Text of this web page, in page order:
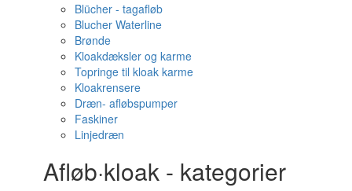
Blücher - tagafløb
Blucher Waterline
Brønde
Kloakdæksler og karme
Topringe til kloak karme
Kloakrensere
Dræn- afløbspumper
Faskiner
Linjedræn
Afløb·kloak - kategorier